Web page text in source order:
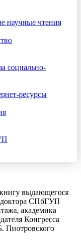
научные чтения
социально-
ресурсы
выдающегося
доктора СПбГУП
академика
Конгресса
Пиотровского